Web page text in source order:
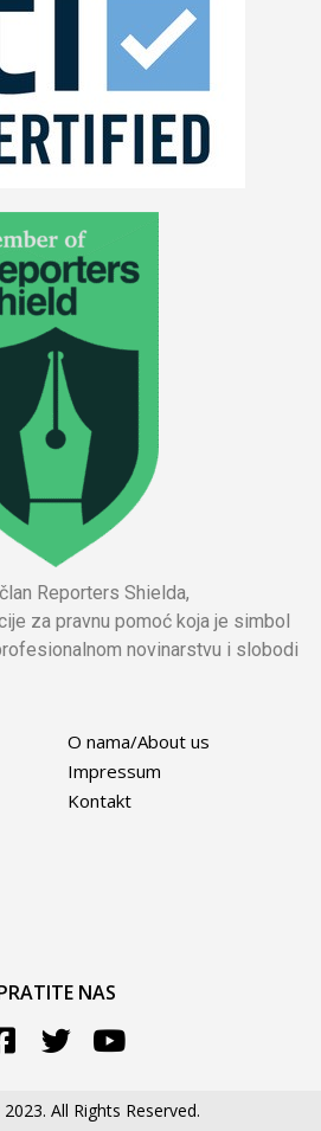
Reporters Shielda,
za pravnu pomoć koja je simbol
novinarstvu i slobodi
O nama/About us
Impressum
Kontakt
NAS
All Rights Reserved.